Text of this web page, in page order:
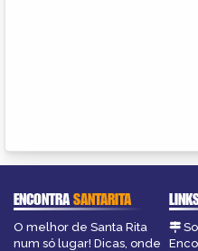
ENCONTRASANTARITA
O melhor de Santa Rita
num só lugar! Dicas, onde